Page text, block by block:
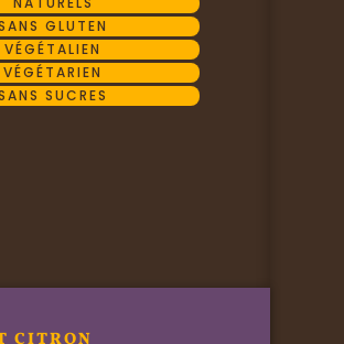
GLUTEN
VÉGÉTALIEN
VÉGÉTARIEN
SUCRES